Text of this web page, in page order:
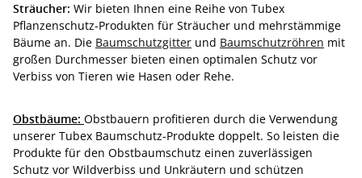
Sträucher: Wir bieten Ihnen eine Reihe von Tubex
Pflanzenschutz-Produkten für Sträucher und mehrstämmige
Bäume an. Die Baumschutzgitter und Baumschutzröhren mit
großen Durchmesser bieten einen optimalen Schutz vor
Verbiss von Tieren wie Hasen oder Rehe.
Obstbäume: Obstbauern profitieren durch die Verwendung
unserer Tubex Baumschutz-Produkte doppelt. So leisten die
Produkte für den Obstbaumschutz einen zuverlässigen
Schutz vor Wildverbiss und Unkräutern und schützen